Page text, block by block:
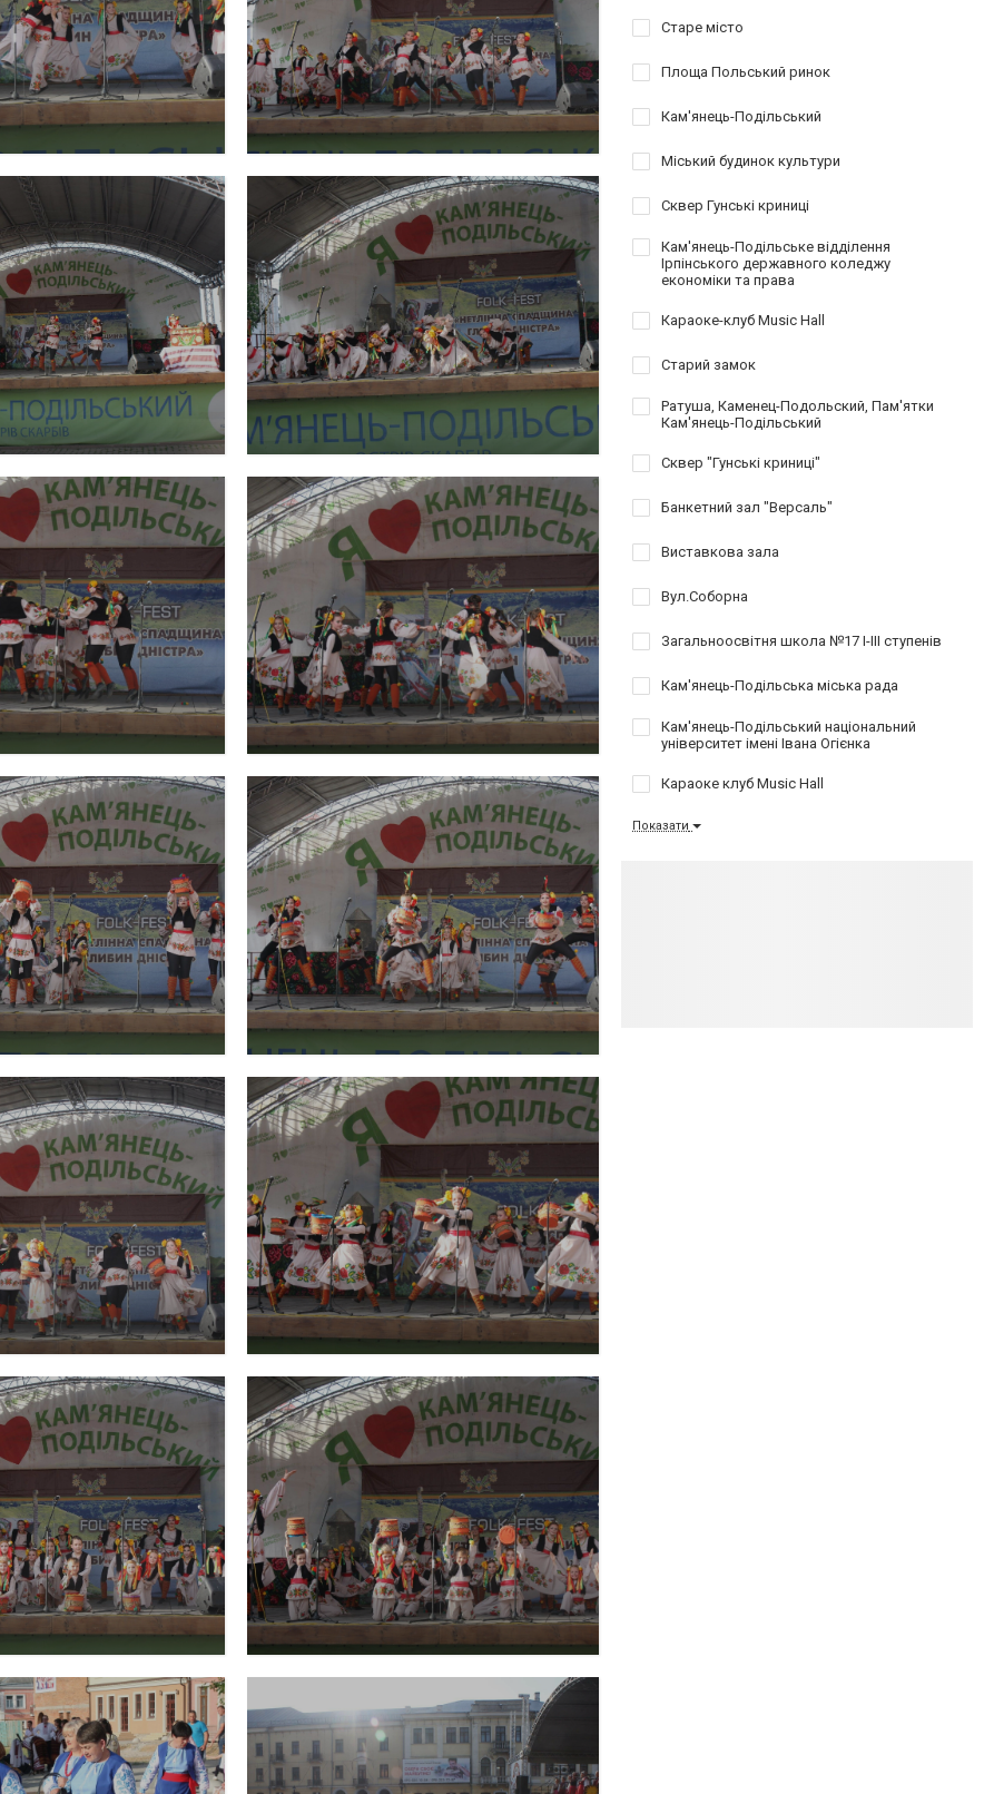
Старе місто
Площа Польський ринок
Кам'янець-Подільський
Міський будинок культури
Сквер Гунські криниці
Кам'янець-Подільське відділення
Ірпінського державного коледжу
економіки та права
Караоке-клуб Music Hall
Старий замок
Ратуша, Каменец-Подольский, Пам'ятки
Кам'янець-Подільський
Сквер "Гунські криниці"
Банкетний зал "Версаль"
Виставкова зала
Вул.Соборна
Загальноосвітня школа №17 І-ІІІ ступенів
Кам'янець-Подільська міська рада
Кам'янець-Подільський національний
університет імені Івана Огієнка
Караоке клуб Music Hall
Показати